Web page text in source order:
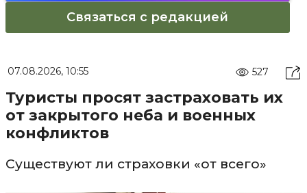
Связаться с редакцией
07.08.2026, 10:55 527
Туристы просят застраховать их
от закрытого неба и военных
конфликтов
Существуют ли страховки «от всего»